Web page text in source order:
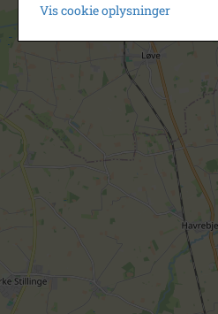
Vis cookie oplysninger